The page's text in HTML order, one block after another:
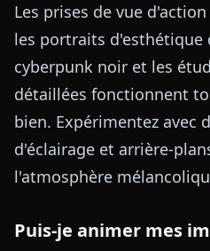
Les prises de vue
les portraits d'esthétique
cyberpunk noir et les
détaillées fonctionnent
bien. Expérimentez avec
d'éclairage et arrière-
l'atmosphère
Puis-je animer mes